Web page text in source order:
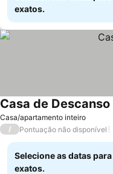
exatos.
Casa/apartamento inteiro
Casa de Descanso
/ Pontuação não disponível
Selecione as datas
exatos.